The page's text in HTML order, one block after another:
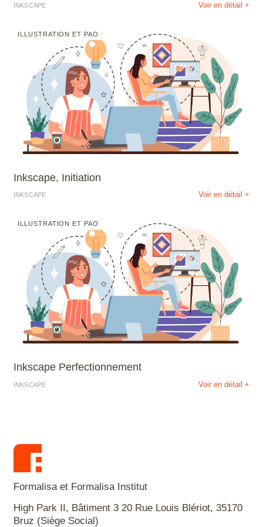
INKSCAPE Voir en détail +
ILLUSTRATION ET PAO
Inkscape, Initiation
INKSCAPE Voir en détail +
ILLUSTRATION ET PAO
Inkscape Perfectionnement
INKSCAPE Voir en détail +
Formalisa et Formalisa Institut
High Park II, Bâtiment 3 20 Rue Louis Blériot, 35170
Bruz (Siège Social)